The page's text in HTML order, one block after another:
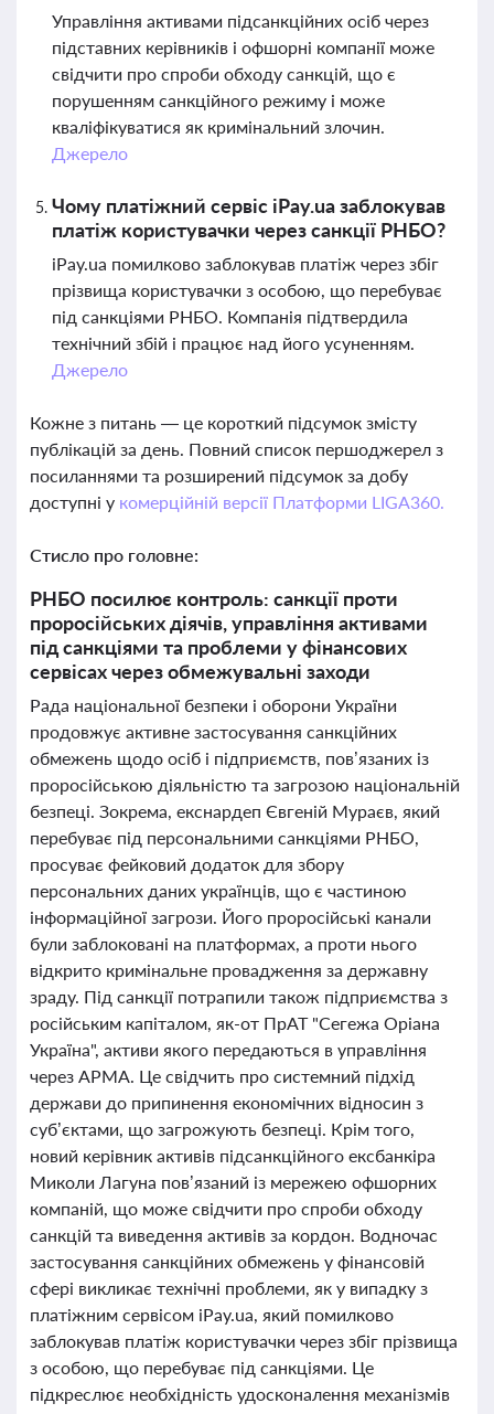
Управління активами підсанкційних осіб через
підставних керівників і офшорні компанії може
свідчити про спроби обходу санкцій, що є
порушенням санкційного режиму і може
кваліфікуватися як кримінальний злочин.
Джерело
Чому платіжний сервіс iPay.ua заблокував
платіж користувачки через санкції РНБО?
iPay.ua помилково заблокував платіж через збіг
прізвища користувачки з особою, що перебуває
під санкціями РНБО. Компанія підтвердила
технічний збій і працює над його усуненням.
Джерело
Кожне з питань — це короткий підсумок змісту
публікацій за день. Повний список першоджерел з
посиланнями та розширений підсумок за добу
доступні у комерційній версії Платформи LIGA360.
Стисло про головне:
РНБО посилює контроль: санкції проти
проросійських діячів, управління активами
під санкціями та проблеми у фінансових
сервісах через обмежувальні заходи
Рада національної безпеки і оборони України
продовжує активне застосування санкційних
обмежень щодо осіб і підприємств, пов’язаних із
проросійською діяльністю та загрозою національній
безпеці. Зокрема, екснардеп Євгеній Мураєв, який
перебуває під персональними санкціями РНБО,
просуває фейковий додаток для збору
персональних даних українців, що є частиною
інформаційної загрози. Його проросійські канали
були заблоковані на платформах, а проти нього
відкрито кримінальне провадження за державну
зраду. Під санкції потрапили також підприємства з
російським капіталом, як-от ПрАТ "Сегежа Оріана
Україна", активи якого передаються в управління
через АРМА. Це свідчить про системний підхід
держави до припинення економічних відносин з
суб’єктами, що загрожують безпеці. Крім того,
новий керівник активів підсанкційного ексбанкіра
Миколи Лагуна пов’язаний із мережею офшорних
компаній, що може свідчити про спроби обходу
санкцій та виведення активів за кордон. Водночас
застосування санкційних обмежень у фінансовій
сфері викликає технічні проблеми, як у випадку з
платіжним сервісом iPay.ua, який помилково
заблокував платіж користувачки через збіг прізвища
з особою, що перебуває під санкціями. Це
підкреслює необхідність удосконалення механізмів